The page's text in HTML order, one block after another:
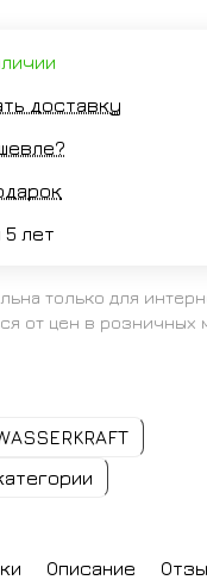
доставку
5 лет
только для
от цен в розничных
Описание